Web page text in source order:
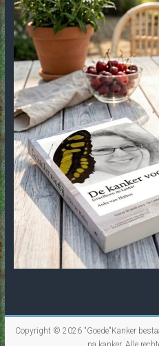
Copyright © 2026 "Goede"Kanker